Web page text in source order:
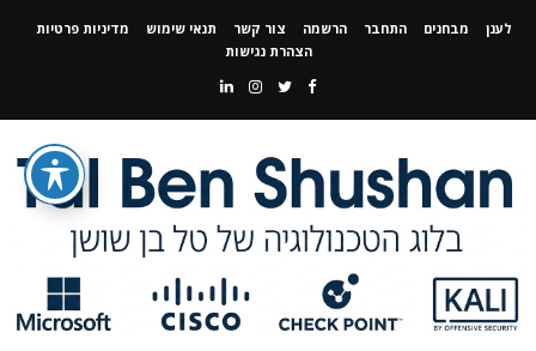
לענן מבחנים התחבר הרשמה צור קשר תנאי שימוש
מדיניות פרטיות
הצהרת נגישות